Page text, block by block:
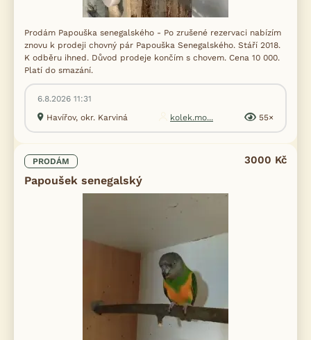
Prodám Papouška senegalského - Po zrušené rezervaci nabízím
znovu k prodeji chovný pár Papouška Senegalského. Stáří 2018.
K odběru ihned. Důvod prodeje končím s chovem. Cena 10 000.
Platí do smazání.
6.8.2026 11:31
Havířov, okr. Karviná
kolek.mo... 55×
PRODÁM
Papoušek senegalský
3000 Kč